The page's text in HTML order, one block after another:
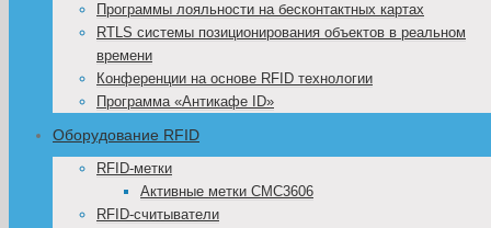
Программы лояльности на бесконтактных картах
RTLS системы позиционирования объектов в реальном
времени
Конференции на основе RFID технологии
Программа «Антикафе ID»
Оборудование RFID
RFID-метки
Активные метки CMC3606
RFID-считыватели